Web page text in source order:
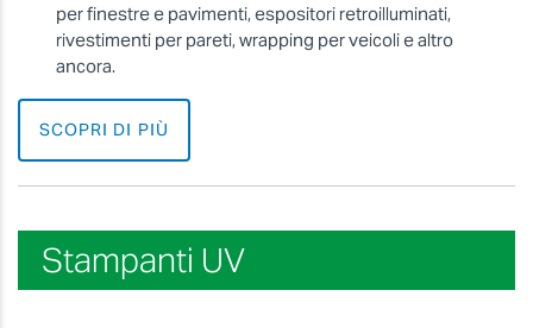
per finestre e pavimenti, espositori retroilluminati,
rivestimenti per pareti, wrapping per veicoli e altro
ancora.
SCOPRI DI PIÙ
Stampanti UV